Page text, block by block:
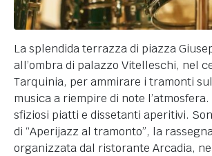
La splendida terrazza di piazza
all’ombra di palazzo Vitelleschi, nel
Tarquinia, per ammirare i tramonti
musica a riempire di note
sfiziosi piatti e dissetanti aperitivi.
di “Aperijazz al tramonto”, la
organizzata dal ristorante Arcadia,